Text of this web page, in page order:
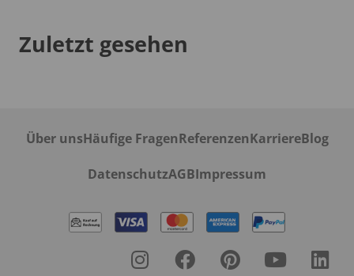
Zuletzt gesehen
Über unsHäufige FragenReferenzenKarriereBlog
DatenschutzAGBImpressum